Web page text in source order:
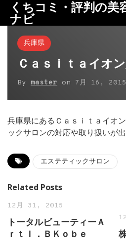
くちコミ・評判の美
ナビ
兵庫県
Ｃａｓｉｔａイオ
By master on 7月 16, 2015
兵庫県にあるＣａｓｉｔａイオ
ックサロンの対応や取り扱いが出
エステティックサロン
Related Posts
12月 31, 2015
トータルビューティーＡ
ｒｔＩ．ＢＫｏｂｅ